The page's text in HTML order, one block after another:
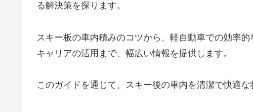
る解決策を探ります。
スキー板の車内積みのコツから、軽自動車での効率
キャリアの活用まで、幅広い情報を提供します。
このガイドを通じて、スキー後の車内を清潔で快適